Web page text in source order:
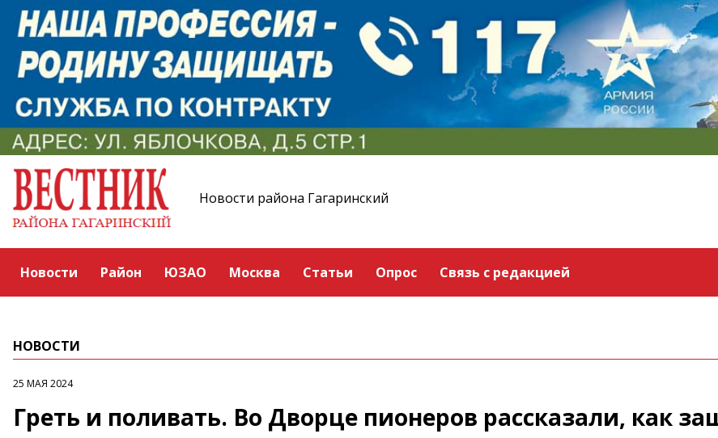
Новости района Гагаринский
Новости Район ЮЗАО Москва Статьи Опрос Связь с редакцией
НОВОСТИ
25 МАЯ 2024
Греть и поливать. Во Дворце пионеров рассказали, как